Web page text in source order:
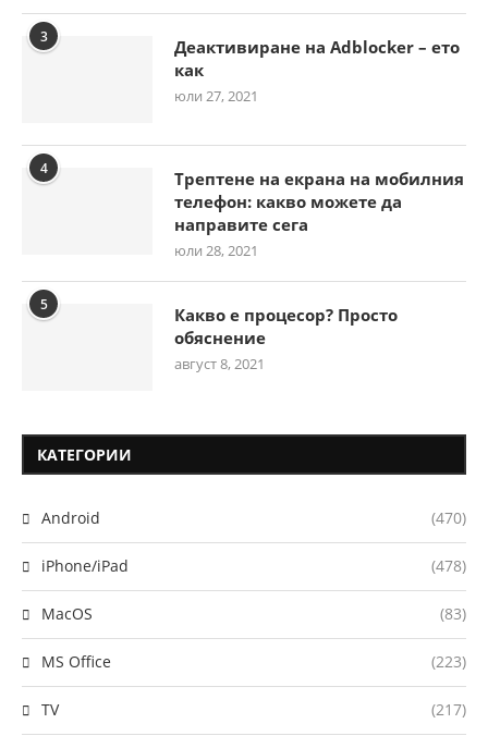
3
Деактивиране на Adblocker – ето
как
юли 27, 2021
4
Трептене на екрана на мобилния
телефон: какво можете да
направите сега
юли 28, 2021
5
Какво е процесор? Просто
обяснение
август 8, 2021
КАТЕГОРИИ
Android (470)
iPhone/iPad (478)
MacOS (83)
MS Office (223)
TV (217)